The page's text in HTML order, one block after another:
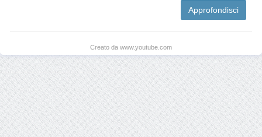
Approfondisci
Creato da www.youtube.com